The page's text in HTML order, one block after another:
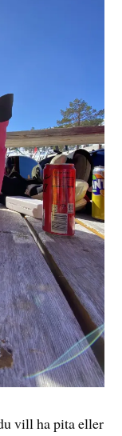
vill ha pita eller